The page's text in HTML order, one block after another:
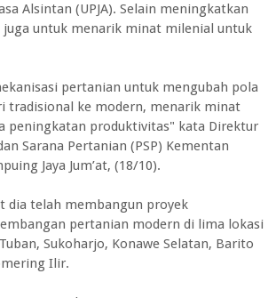
Alsintan (UPJA). Selain meningkatkan
juga untuk menarik minat milenial untuk
pertanian untuk mengubah pola
tradisional ke modern, menarik minat
peningkatan produktivitas" kata Direktur
Sarana Pertanian (PSP) Kementan
Jaya Jum’at, (18/10).
dia telah membangun proyek
pertanian modern di lima lokasi
Sukoharjo, Konawe Selatan, Barito
Ilir.